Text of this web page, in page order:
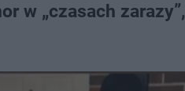
w „czasach zarazy”,